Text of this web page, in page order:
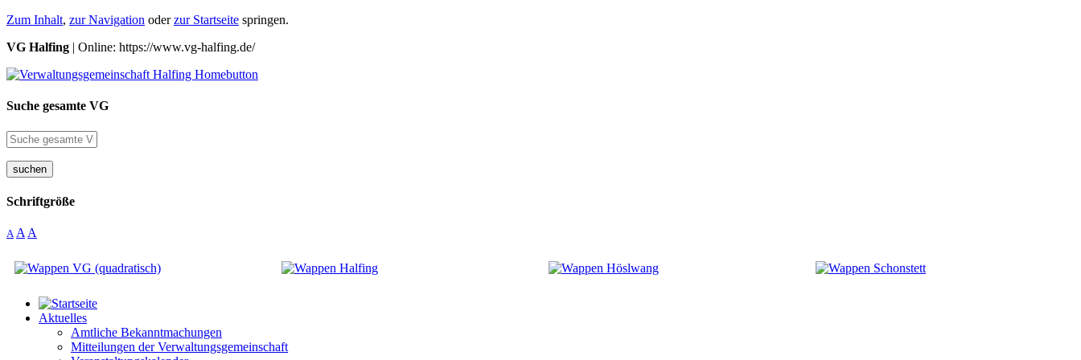
Zum Inhalt, zur Navigation oderzur Startseite springen.
VG Halfing | Online: https://www.vg-halfing.de/
Suche gesamte VG
suchen
Schriftgröße
A A A
Aktuelles
Amtliche Bekanntmachungen
Mitteilungen der Verwaltungsgemeinschaft